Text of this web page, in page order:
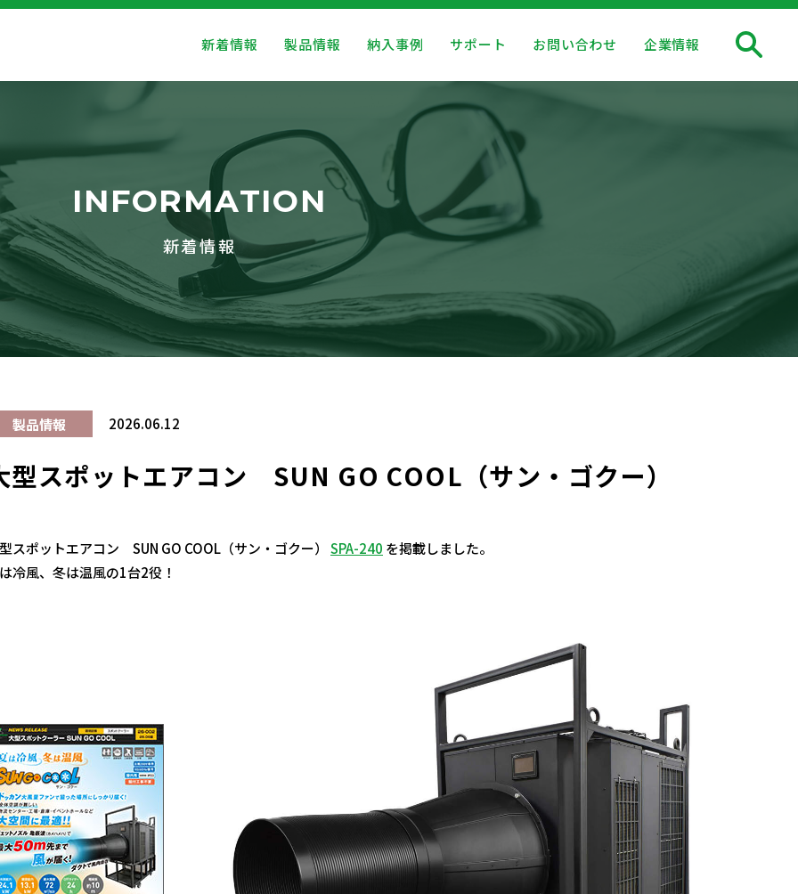
新着情報 製品情報 納入事例 サポート お問い合わせ 企業情報
INFORMATION
新着情報
製品情報 2026.06.12
型スポットエアコン SUN GO COOL（サン・ゴクー）
スポットエアコン SUN GO COOL（サン・ゴクー） SPA-240 を掲載しました。
冷風、冬は温風の1台2役！